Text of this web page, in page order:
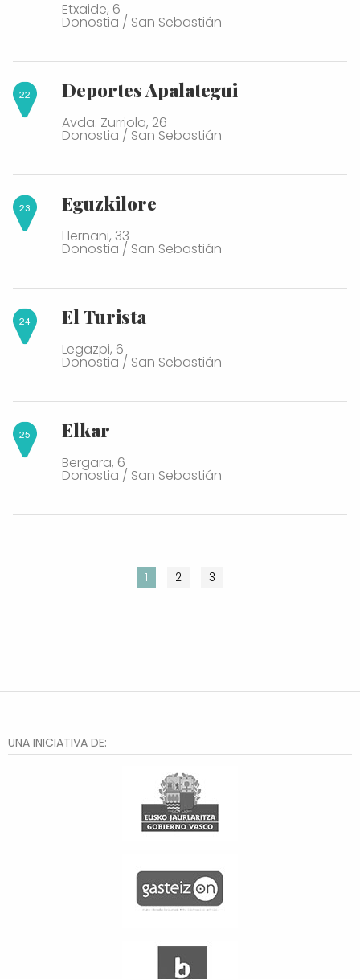
Etxaide, 6
Donostia / San Sebastián
Deportes Apalategui
Avda. Zurriola, 26
Donostia / San Sebastián
Eguzkilore
Hernani, 33
Donostia / San Sebastián
El Turista
Legazpi, 6
Donostia / San Sebastián
Elkar
Bergara, 6
Donostia / San Sebastián
1 2 3
UNA INICIATIVA DE: